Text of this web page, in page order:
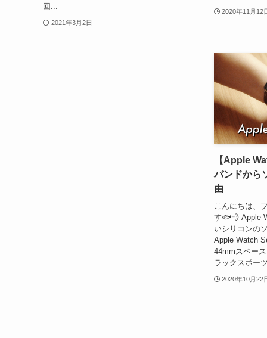
回...
2021年3月2日
2020年11月12
【Apple
バンドから
由
こんにちは、
す🐟💨 Apple
いシリコンの
Apple Watch
44mmスペー
ラックスポー
2020年10月22